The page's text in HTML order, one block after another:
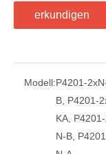
erkundigen
Modell:P4201-
B, P4201-
KA,
N-B,